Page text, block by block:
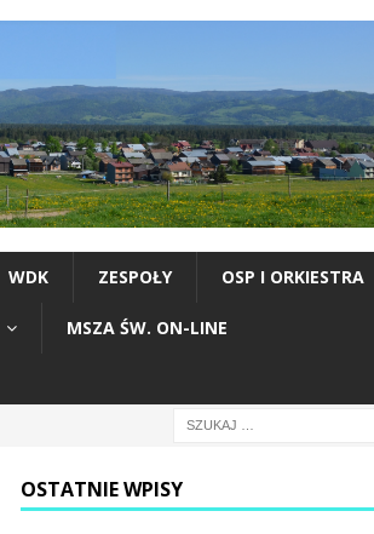
WDK ZESPOŁY OSP I ORKIESTRA
MSZA ŚW. ON-LINE
OSTATNIE WPISY